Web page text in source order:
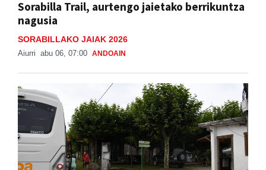
Sorabilla Trail, aurtengo jaietako berrikuntza
nagusia
SORABILLAKO JAIAK 2026
Aiurri abu 06, 07:00 ANDOAIN